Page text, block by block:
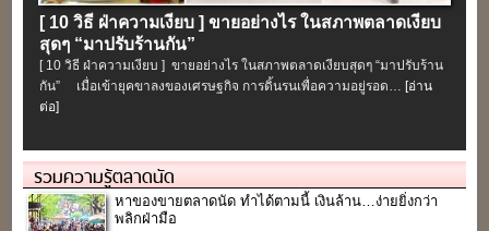
[ 10 วิธี ฝ่าความเงียบ ] ขายอย่างไร ในสภาพตลาดเงียบ
สุดๆ “มาปรับร้านกัน”
[ 10 วิธี ฝ่าความเงียบ ] ขายอย่างไร ในสภาพตลาดเงียบสุดๆ “มาปรับร้าน
กัน” เมื่อเข้ายุคขาลงของเศรษฐกิจ การดิ้นรนเพื่อความอยู่รอด… [อ่าน
ต่อ]
รวมความรู้ตลาดนัด
หาของขายตลาดนัด ทำได้ตามนี้ เงินล้าน…ง่ายยิ่งกว่า
พลิกฝ่ามือ